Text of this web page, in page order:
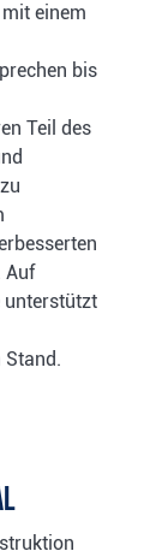
einem
bis
Teil des
Auf
unterstützt
Stand.